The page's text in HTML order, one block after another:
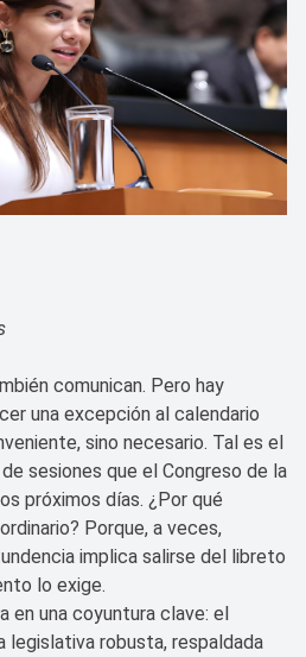
comunican. Pero hay
una excepción al calendario
sino necesario. Tal es el
sesiones que el Congreso de la
próximos días. ¿Por qué
Porque, a veces,
implica salirse del libreto
lo exige.
en una coyuntura clave: el
legislativa robusta, respaldada